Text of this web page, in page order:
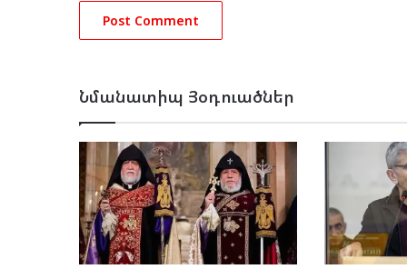
Նմանատիպ Յօդուածներ